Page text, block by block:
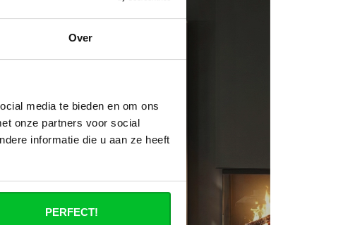
Over
media te bieden en om ons
onze partners voor social
informatie die u aan ze heeft
PERFECT!